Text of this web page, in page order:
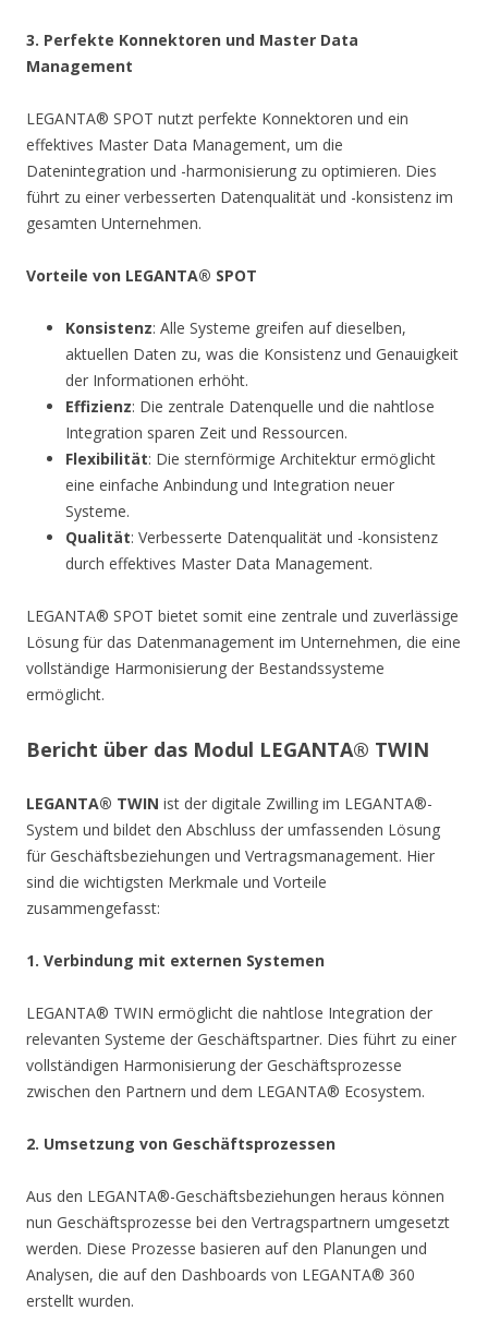
3. Perfekte Konnektoren und Master Data
Management
LEGANTA® SPOT nutzt perfekte Konnektoren und ein
effektives Master Data Management, um die
Datenintegration und -harmonisierung zu optimieren. Dies
führt zu einer verbesserten Datenqualität und -konsistenz im
gesamten Unternehmen.
Vorteile von LEGANTA® SPOT
Konsistenz: Alle Systeme greifen auf dieselben,
aktuellen Daten zu, was die Konsistenz und Genauigkeit
der Informationen erhöht.
Effizienz: Die zentrale Datenquelle und die nahtlose
Integration sparen Zeit und Ressourcen.
Flexibilität: Die sternförmige Architektur ermöglicht
eine einfache Anbindung und Integration neuer
Systeme.
Qualität: Verbesserte Datenqualität und -konsistenz
durch effektives Master Data Management.
LEGANTA® SPOT bietet somit eine zentrale und zuverlässige
Lösung für das Datenmanagement im Unternehmen, die eine
vollständige Harmonisierung der Bestandssysteme
ermöglicht.
Bericht über das Modul LEGANTA® TWIN
LEGANTA® TWIN ist der digitale Zwilling im LEGANTA®-
System und bildet den Abschluss der umfassenden Lösung
für Geschäftsbeziehungen und Vertragsmanagement. Hier
sind die wichtigsten Merkmale und Vorteile
zusammengefasst:
1. Verbindung mit externen Systemen
LEGANTA® TWIN ermöglicht die nahtlose Integration der
relevanten Systeme der Geschäftspartner. Dies führt zu einer
vollständigen Harmonisierung der Geschäftsprozesse
zwischen den Partnern und dem LEGANTA® Ecosystem.
2. Umsetzung von Geschäftsprozessen
Aus den LEGANTA®-Geschäftsbeziehungen heraus können
nun Geschäftsprozesse bei den Vertragspartnern umgesetzt
werden. Diese Prozesse basieren auf den Planungen und
Analysen, die auf den Dashboards von LEGANTA® 360
erstellt wurden.